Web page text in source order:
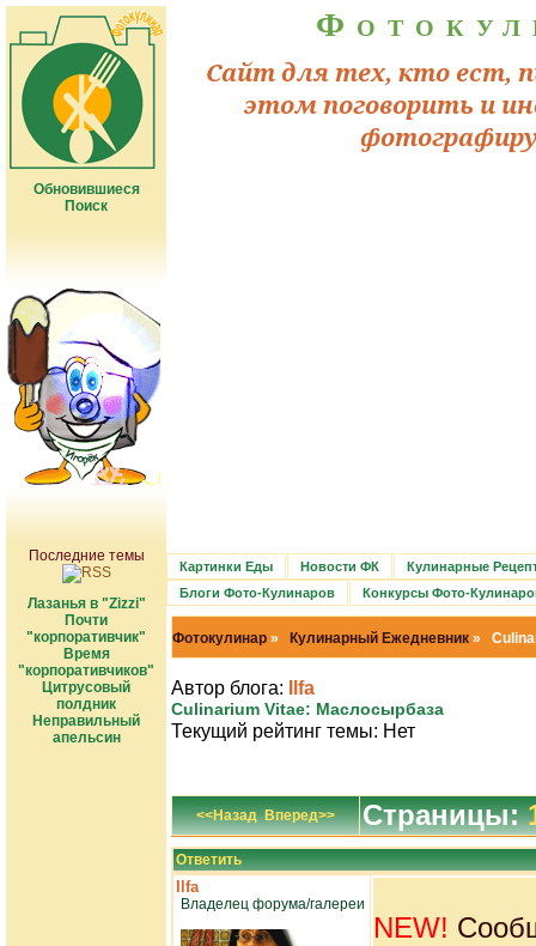
Обновившиеся
Поиск
Последние темы
Лазанья в "Zizzi"
Почти
"корпоративчик"
Время
"корпоративчиков"
Цитрусовый
полдник
Неправильный
апельсин
Сайт для тех, кто ест,
этом поговорить и
Картинки Еды Новости ФК
Кулинарные
Блоги Фото-Кулинаров
Конкурсы Фото-
Фотокулинар » Кулинарный Ежедневник »
Автор блога: Ilfa
Сulinarium Vitae: Маслосырбаза
Текущий рейтинг темы: Нет
<<Назад Вперед>> Страницы:
Ответить
Ilfa
Владелец форума/галереи
NEW!